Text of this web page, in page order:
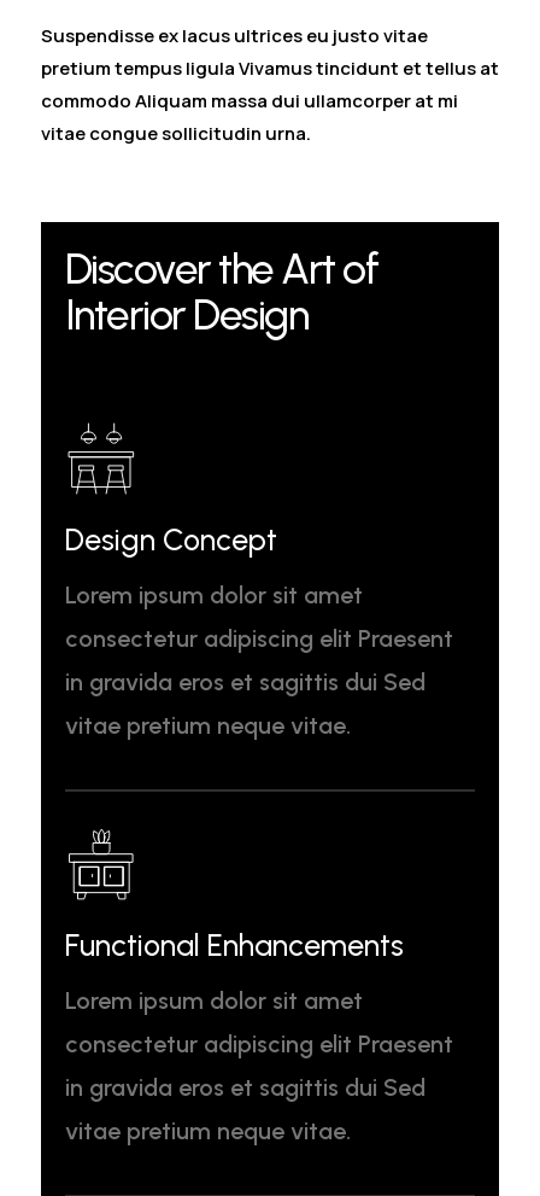
Suspendisse ex lacus ultrices eu justo vitae
pretium tempus ligula Vivamus tincidunt et tellus at
commodo Aliquam massa dui ullamcorper at mi
vitae congue sollicitudin urna.
Discover the Art of
Interior Design
Design Concept
Lorem ipsum dolor sit amet
consectetur adipiscing elit Praesent
in gravida eros et sagittis dui Sed
vitae pretium neque vitae.
Functional Enhancements
Lorem ipsum dolor sit amet
consectetur adipiscing elit Praesent
in gravida eros et sagittis dui Sed
vitae pretium neque vitae.